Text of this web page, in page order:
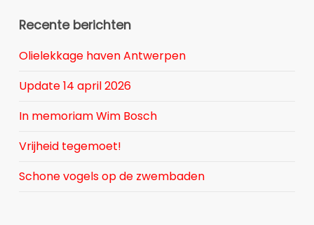
Recente berichten
Olielekkage haven Antwerpen
Update 14 april 2026
In memoriam Wim Bosch
Vrijheid tegemoet!
Schone vogels op de zwembaden